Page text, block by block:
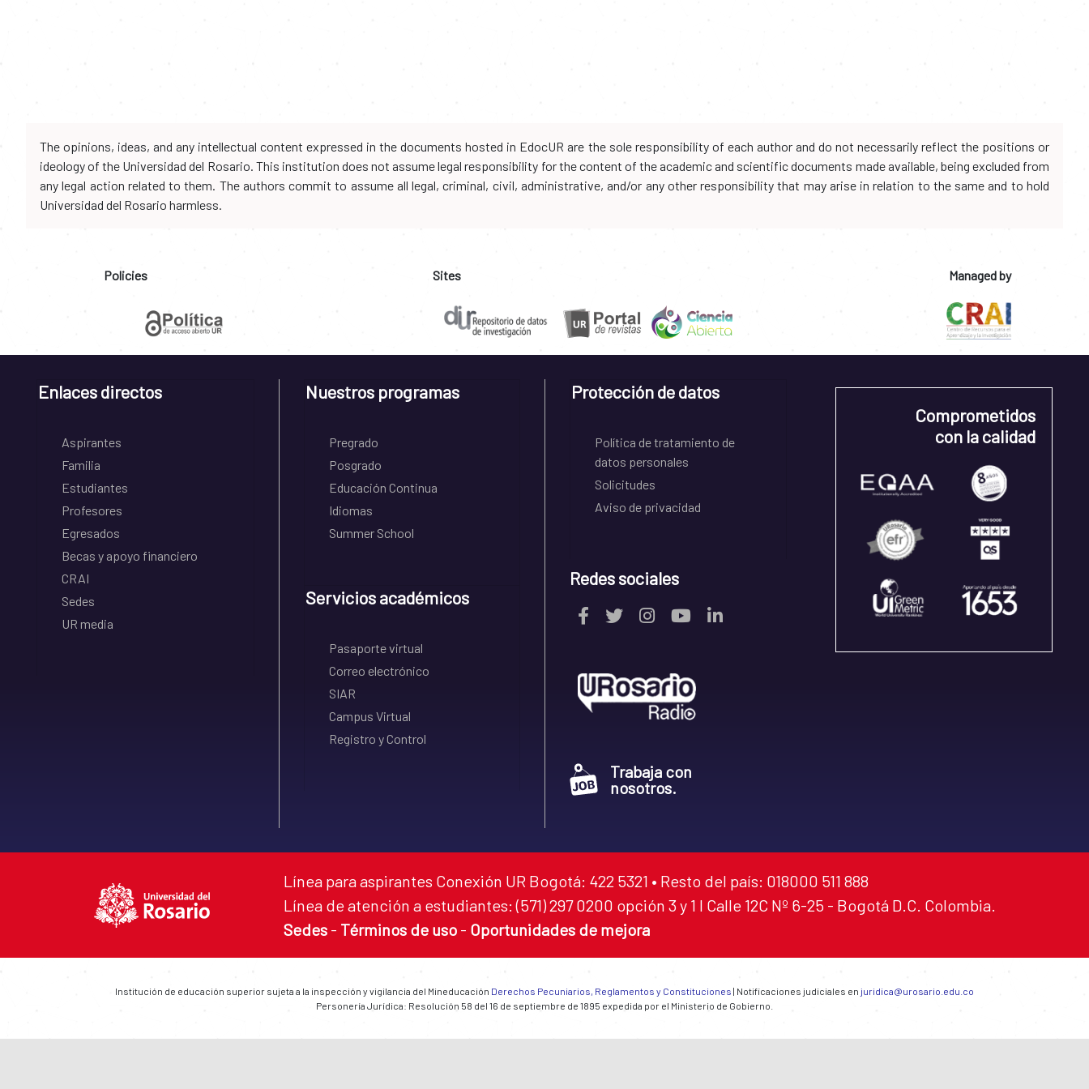
The opinions, ideas, and any intellectual content expressed in the documents hosted in EdocUR are the sole responsibility of each author and do not necessarily reflect the positions or
ideology of the Universidad del Rosario. This institution does not assume legal responsibility for the content of the academic and scientific documents made available, being excluded from
any legal action related to them. The authors commit to assume all legal, criminal, civil, administrative, and/or any other responsibility that may arise in relation to the same and to hold
Universidad del Rosario harmless.
Policies Sites Managed by
Enlaces directos
Aspirantes
Familia
Estudiantes
Profesores
Egresados
Becas y apoyo financiero
CRAI
Sedes
UR media
Nuestros programas
Pregrado
Posgrado
Educación Continua
Idiomas
Summer School
Servicios académicos
Pasaporte virtual
Correo electrónico
SIAR
Campus Virtual
Registro y Control
Protección de datos
Política de tratamiento de
datos personales
Solicitudes
Aviso de privacidad
Redes sociales
Trabaja con
nosotros.
Comprometidos
con la calidad
Línea para aspirantes Conexión UR Bogotá: 422 5321 • Resto del país: 018000 511 888
Línea de atención a estudiantes: (571) 297 0200 opción 3 y 1 I Calle 12C Nº 6-25 - Bogotá D.C. Colombia.
Sedes - Términos de uso - Oportunidades de mejora
Institución de educación superior sujeta a la inspección y vigilancia del Mineducación Derechos Pecuniarios, Reglamentos y Constituciones | Notificaciones judiciales en juridica@urosario.edu.co
Personería Jurídica: Resolución 58 del 16 de septiembre de 1895 expedida por el Ministerio de Gobierno.